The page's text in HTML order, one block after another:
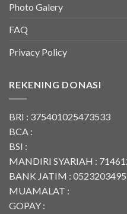
Photo Galery
FAQ
Privacy Policy
REKENING DONASI
BRI : 375401025473533
BCA :
BSI :
MANDIRI SYARIAH :
BANK JATIM : 0523203495
MUAMALAT :
GOPAY :